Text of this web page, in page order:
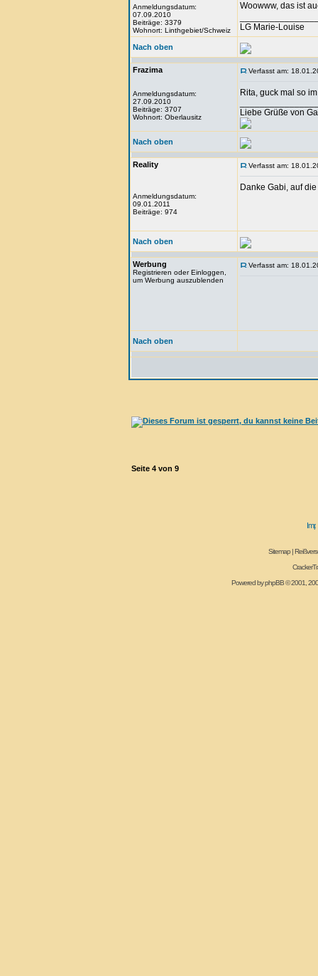
Anmeldungsdatum:
07.09.2010
Beiträge: 3379
Wohnort: Linthgebiet/Schweiz
Woowww, das ist
LG Marie-Louise
Nach oben
Frazima
Anmeldungsdatum:
27.09.2010
Beiträge: 3707
Wohnort: Oberlausitz
Verfasst am:
Rita, guck mal so
Liebe Grüße von
Nach oben
Reality
Anmeldungsdatum:
09.01.2011
Beiträge: 974
Verfasst am:
Danke Gabi, auf
Nach oben
Werbung
Registrieren oder Einloggen,
um Werbung auszublenden
Verfasst am:
Nach oben
Seite 4 von 9
Sitemap |
Powered byphpBB© 2001,